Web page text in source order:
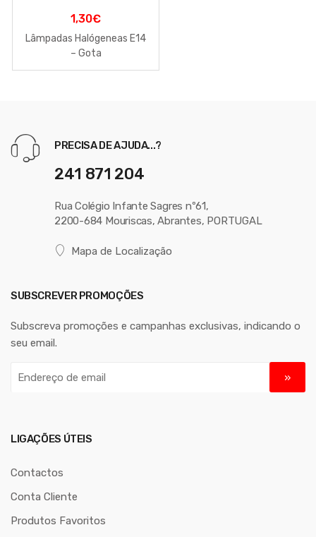
1,30€
Lâmpadas Halógeneas E14
– Gota
PRECISA DE AJUDA...?
241 871 204
Rua Colégio Infante Sagres nº61,
2200-684 Mouriscas, Abrantes, PORTUGAL
Mapa de Localização
SUBSCREVER PROMOÇÕES
Subscreva promoções e campanhas exclusivas, indicando o
seu email.
r
ç
e
LIGAÇÕES ÚTEIS
Contactos
Conta Cliente
Produtos Favoritos